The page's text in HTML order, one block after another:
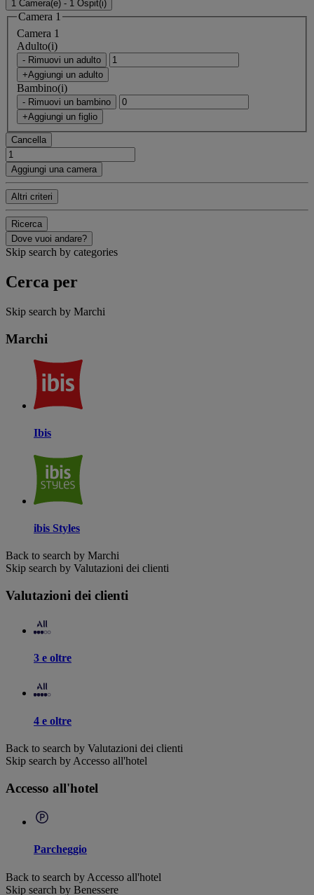
1 Camera(e) - 1 Ospit(i)
Camera 1
Camera 1
Adulto(i)
- Rimuovi un adulto
+Aggiungi un adulto
Bambino(i)
- Rimuovi un bambino
+Aggiungi un figlio
Cancella
Aggiungi una camera
Altri criteri
Ricerca
Dove vuoi andare?
Skip search by categories
Cerca per
Skip search by Marchi
Marchi
Ibis
ibis Styles
Back to search by Marchi
Skip search by Valutazioni dei clienti
Valutazioni dei clienti
3 e oltre
4 e oltre
Back to search by Valutazioni dei clienti
Skip search by Accesso all'hotel
Accesso all'hotel
Parcheggio
Back to search by Accesso all'hotel
Skip search by Benessere